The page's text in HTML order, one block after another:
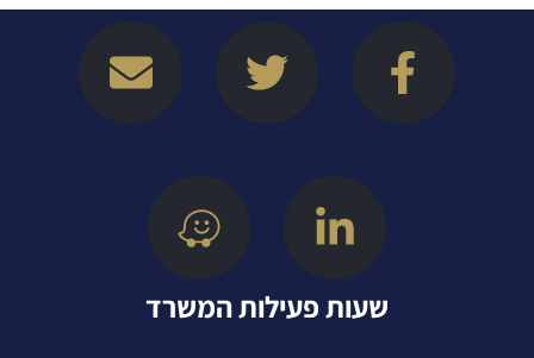
F
a
o
o
k
T
w
r
E
n
e
d
i
n
שעות פעילות המשרד